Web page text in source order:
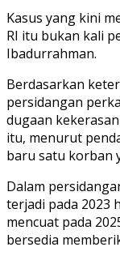
Kasus yang kini
RI itu bukan kali
Ibadurrahman.
Berdasarkan
persidangan
dugaan
itu, menurut
baru satu korban
Dalam
terjadi pada 2023
mencuat pada
bersedia